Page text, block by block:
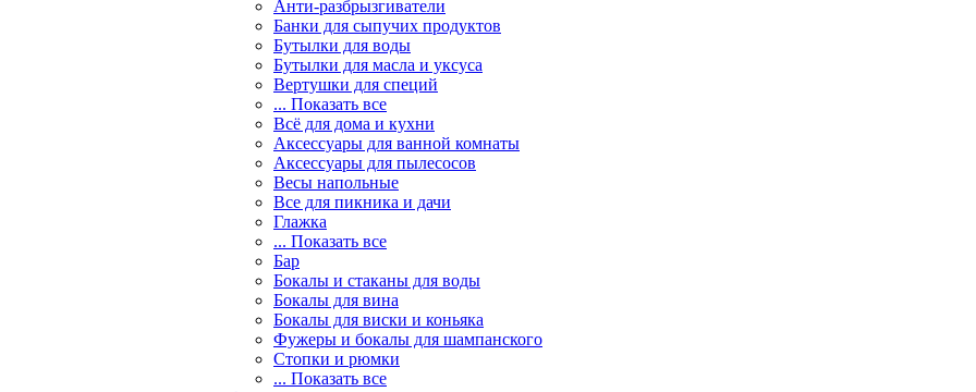
Анти-разбрызгиватели
Банки для сыпучих продуктов
Бутылки для воды
Бутылки для масла и уксуса
Вертушки для специй
... Показать все
Всё для дома и кухни
Аксессуары для ванной комнаты
Аксессуары для пылесосов
Весы напольные
Все для пикника и дачи
Глажка
... Показать все
Бар
Бокалы и стаканы для воды
Бокалы для вина
Бокалы для виски и коньяка
Фужеры и бокалы для шампанского
Стопки и рюмки
... Показать все